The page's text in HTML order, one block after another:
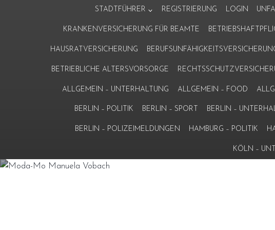
STADTFÜHRER REGISTRIERUNG LOGIN
KRANKENVERSICHERUNG FÜR BEAMTE
HAUSRATVERSICHERUNG
BETRIEBLICHE ALTERSVORSORGE
ALLGEMEIN – UNTERHALTUNG ALLGEMEIN – FOOD
BERLIN – POLITIK BERLIN – SPORT BERLIN –
BERLIN – POLIZEIMELDUNGEN HAMBURG – POLITIK
KÖLN –